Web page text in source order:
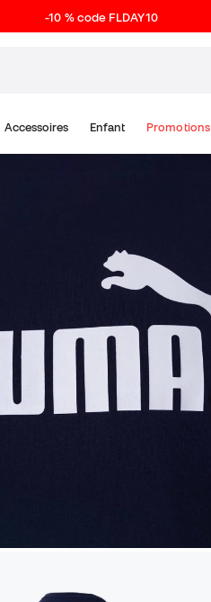
-10 % code FLDAY10
Accessoires Enfant Promotions